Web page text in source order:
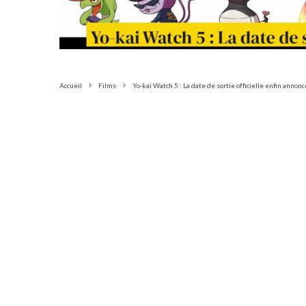
Accueil Films Yo-kai Watch 5 : La date de sortie officielle enfin